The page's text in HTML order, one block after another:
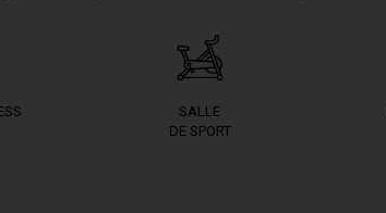
SALLE
DE SPORT